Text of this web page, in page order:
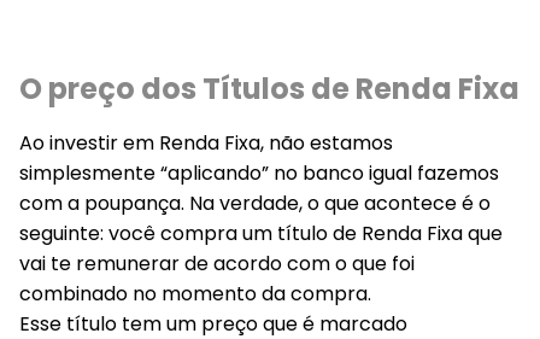
O preço dos Títulos de Renda Fixa
Ao investir em Renda Fixa, não estamos
simplesmente “aplicando” no banco igual fazemos
com a poupança. Na verdade, o que acontece é o
seguinte: você compra um título de Renda Fixa que
vai te remunerar de acordo com o que foi
combinado no momento da compra.
Esse título tem um preço que é marcado